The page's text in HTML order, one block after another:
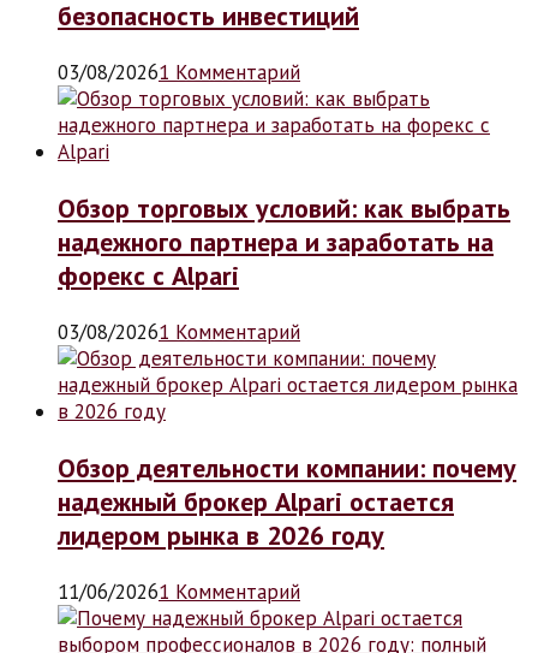
безопасность инвестиций
03/08/20261 Комментарий
Обзор торговых условий: как выбрать
надежного партнера и заработать на
форекс с Alpari
03/08/20261 Комментарий
Обзор деятельности компании: почему
надежный брокер Alpari остается
лидером рынка в 2026 году
11/06/20261 Комментарий